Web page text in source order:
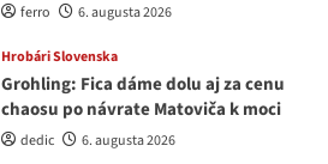
ferro 6. augusta 2026
Hrobári Slovenska
Grohling: Fica dáme dolu aj za cenu
chaosu po návrate Matoviča k moci
dedic 6. augusta 2026